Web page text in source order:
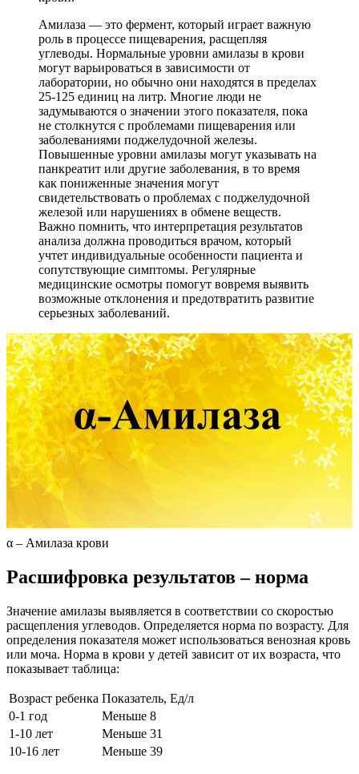
Амилаза — это фермент, который играет важную
роль в процессе пищеварения, расщепляя
углеводы. Нормальные уровни амилазы в крови
могут варьироваться в зависимости от
лаборатории, но обычно они находятся в пределах
25-125 единиц на литр. Многие люди не
задумываются о значении этого показателя, пока
не столкнутся с проблемами пищеварения или
заболеваниями поджелудочной железы.
Повышенные уровни амилазы могут указывать на
панкреатит или другие заболевания, в то время
как пониженные значения могут
свидетельствовать о проблемах с поджелудочной
железой или нарушениях в обмене веществ.
Важно помнить, что интерпретация результатов
анализа должна проводиться врачом, который
учтет индивидуальные особенности пациента и
сопутствующие симптомы. Регулярные
медицинские осмотры помогут вовремя выявить
возможные отклонения и предотвратить развитие
серьезных заболеваний.
α – Амилаза крови
Расшифровка результатов – норма
Значение амилазы выявляется в соответствии со скоростью
расщепления углеводов. Определяется норма по возрасту. Для
определения показателя может использоваться венозная кровь
или моча. Норма в крови у детей зависит от их возраста, что
показывает таблица:
Возраст ребенка Показатель, Ед/л
0-1 год
Меньше 8
1-10 лет
Меньше 31
10-16 лет
Меньше 39